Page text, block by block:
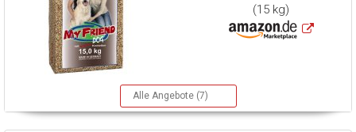
(15 kg)
Alle Angebote (7)